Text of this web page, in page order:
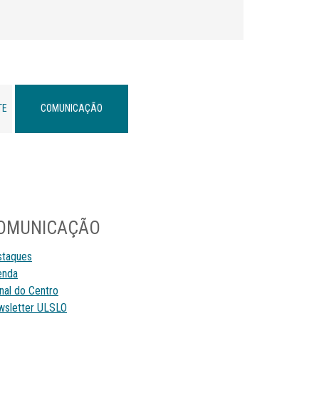
COMUNICAÇÃO
do Centro
ULSLO